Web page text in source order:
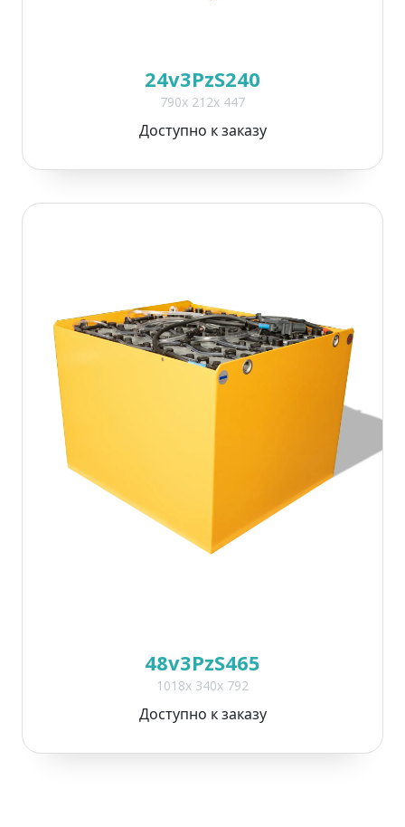
24v3PzS240
790x 212x 447
Доступно к заказу
48v3PzS465
1018x 340x 792
Доступно к заказу